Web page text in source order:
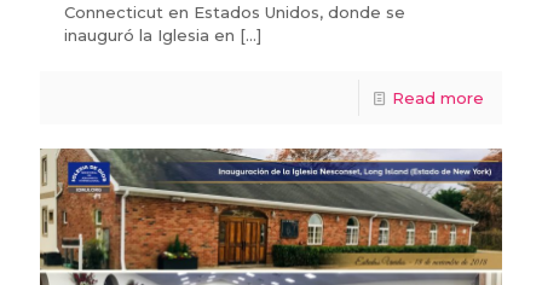
Connecticut en Estados Unidos, donde se
inauguró la Iglesia en […]
Read more